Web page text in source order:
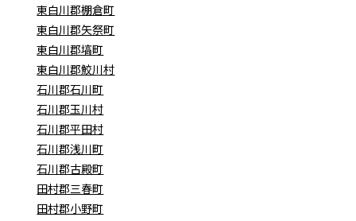
東白川郡棚倉町
東白川郡矢祭町
東白川郡塙町
東白川郡鮫川村
石川郡石川町
石川郡玉川村
石川郡平田村
石川郡浅川町
石川郡古殿町
田村郡三春町
田村郡小野町